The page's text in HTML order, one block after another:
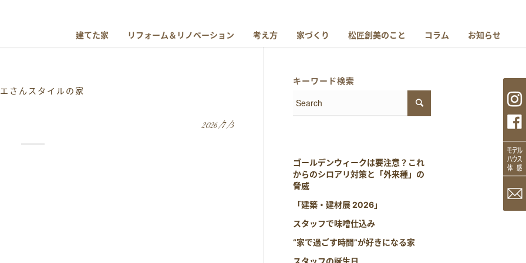
建てた家 リフォーム＆リノベーション 考え方 家づくり 松匠創美のこと コラム お知らせ
さんスタイルの家
2026/7/3
キーワード検索
ゴールデンウィークは要注意？これ
からのシロアリ対策と「外来種」の
脅威
「建築・建材展 2026」
スタッフで味噌仕込み
“家で過ごす時間”が好きになる家
スタッフの誕生日